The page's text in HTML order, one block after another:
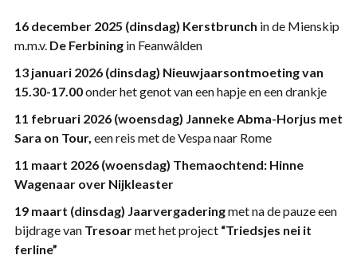
16 december 2025 (dinsdag) Kerstbrunch in de Mienskip
m.m.v. De Ferbining in Feanwâlden
13 januari 2026 (dinsdag) Nieuwjaarsontmoeting van
15.30-17.00onder het genot van een hapje en een drankje
11 februari 2026 (woensdag) Janneke Abma-Horjus met
Sara on Tour, een reis met de Vespa naar Rome
11 maart 2026 (woensdag) Themaochtend: Hinne
Wagenaar over Nijkleaster
19 maart (dinsdag) Jaarvergaderingmet na de pauze een
bijdrage vanTresoarmet het project“Triedsjes nei it
ferline”